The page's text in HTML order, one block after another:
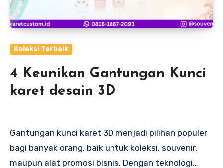
Koleksi Terbaik
4 Keunikan Gantungan Kunci
karet desain 3D
Gantungan kunci karet 3D menjadi pilihan populer
bagi banyak orang, baik untuk koleksi, souvenir,
maupun alat promosi bisnis. Dengan teknologi…